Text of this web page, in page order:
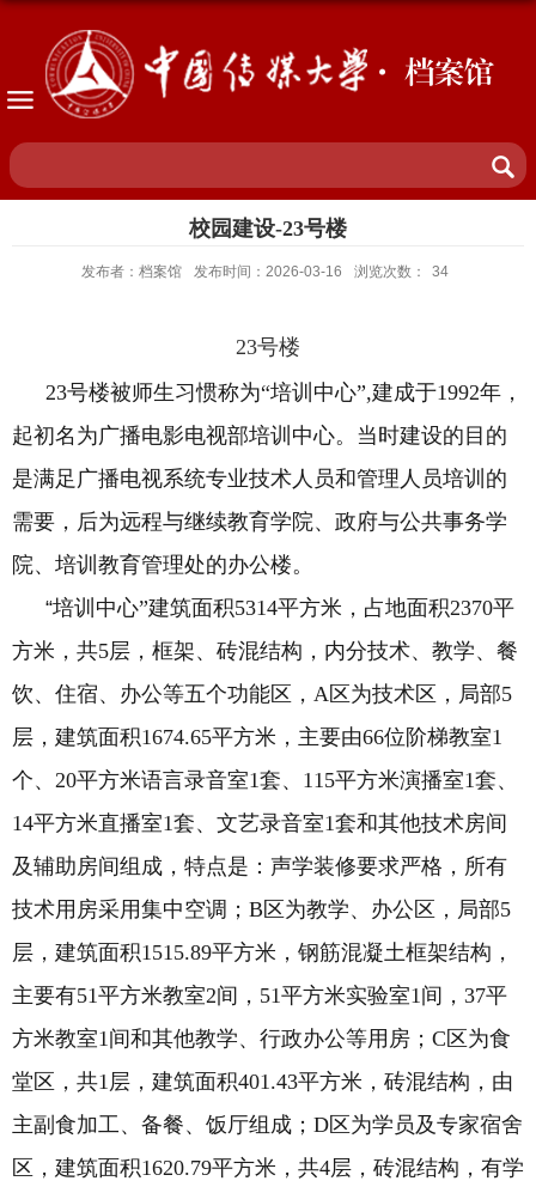
· 档案馆
校园建设-23号楼
发布者：档案馆 发布时间：2026-03-16 浏览次数： 34
23号楼
23号楼被师生习惯称为“培训中心”,建成于1992年，
起初名为广播电影电视部培训中心。当时建设的目的
是满足广播电视系统专业技术人员和管理人员培训的
需要，后为远程与继续教育学院、政府与公共事务学
院、培训教育管理处的办公楼。
“培训中心”建筑面积5314平方米，占地面积2370平
方米，共5层，框架、砖混结构，内分技术、教学、餐
饮、住宿、办公等五个功能区， A 区为技术区，局部5
层，建筑面积1674.65平方米，主要由66位阶梯教室1
个、 20平方米语言录音室1套、 115平方米演播室1套、
14平方米直播室1套、文艺录音室1套和其他技术房间
及辅助房间组成，特点是：声学装修要求严格，所有
技术用房采用集中空调； B区为教学、办公区，局部5
层，建筑面积1515.89平方米，钢筋混凝土框架结构，
主要有51平方米教室2间， 51平方米实验室1 间， 37平
方米教室1 间和其他教学、行政办公等用房； C区为食
堂区，共1 层，建筑面积401.43平方米，砖混结构，由
主副食加工、备餐、饭厅组成； D区为学员及专家宿舍
区，建筑面积1620.79平方米，共4层，砖混结构，有学